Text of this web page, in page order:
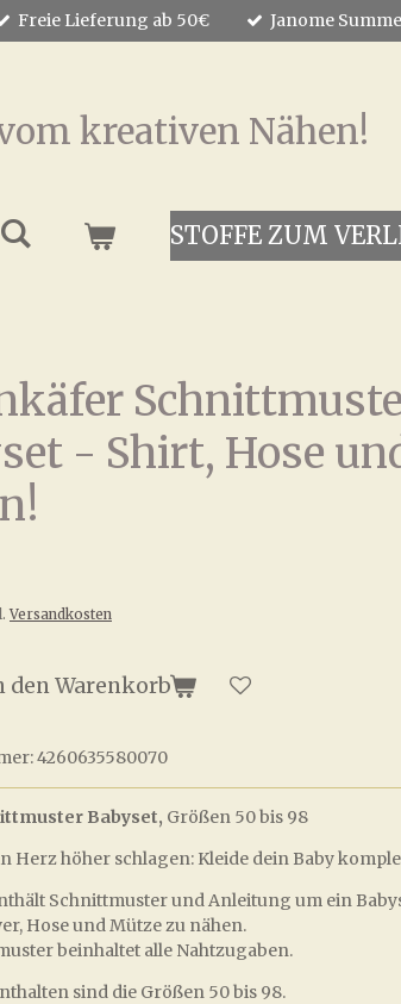
Freie Lieferung ab 50€ Janome
kreativen Nähen!
STOFFE ZUM
- Shirt, Hose
Versandkosten
den Warenkorb
4260635580070
Babyset, Größen 50 bis 98
Herz höher schlagen: Kleide dein Baby
Schnittmuster und Anleitung um ein
Hose und Mütze zu nähen.
beinhaltet alle Nahtzugaben.
sind die Größen 50 bis 98.